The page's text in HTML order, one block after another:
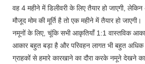
वह 4 महीने में डिलीवरी के लिए तैयार हो जाएगी,
मौजूद मोम की मूर्ति है तो एक महीने में तैयार हो जाएगी।
नमूनों के लिए, चूंकि सभी आकृतियाँ 1:1 वास्तविक
आकार बहुत बड़ा है और परिवहन लागत भी बहुत अधिक
ग्राहकों से हमारे कारखाने का दौरा करके नमूने देखने